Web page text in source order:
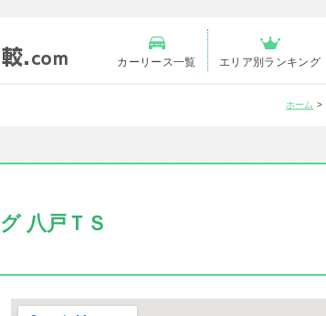
カーリース一覧 エリア別ランキング
ホーム
八戸ＴＳ